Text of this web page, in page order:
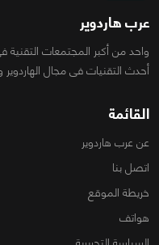
عرب هاردوير
واحد من أكبر المجتمعات
أحدث التقنيات فى مجال الهاردوير
القائمة
عن عرب هاردوير
اتصل بنا
خريطة الموقع
هواتف